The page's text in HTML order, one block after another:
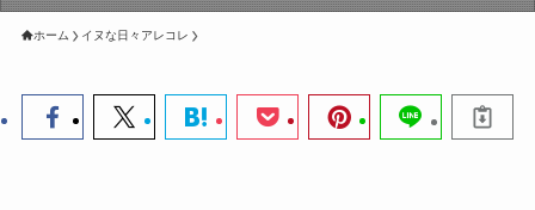
ホーム イヌな日々アレコレ